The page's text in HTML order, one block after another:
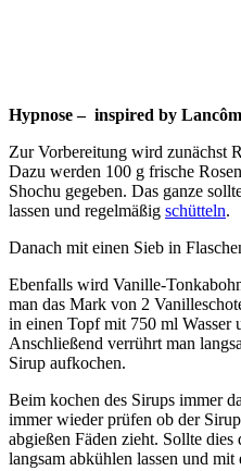
Hypnose – inspired by
Zur Vorbereitung wird zunächst
Dazu werden 100 g frische
Shochu gegeben. Das ganze
lassen und regelmäßig schütteln.
Danach mit einen Sieb in
Ebenfalls wird Vanille-
man das Mark von 2
in einen Topf mit 750 ml Wasser
Anschließend verrührt man
Sirup aufkochen.
Beim kochen des Sirups immer
immer wieder prüfen ob der
abgießen Fäden zieht. Sollte
langsam abkühlen lassen und